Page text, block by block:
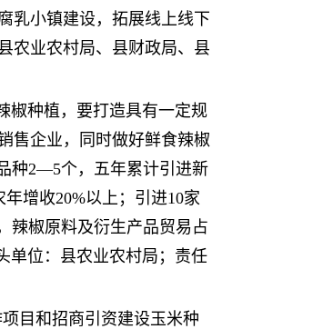
乳小镇建设，拓展线上线下
农业农村局、县财政局、县
椒种植，要打造具有一定规
售企业，同时做好鲜食辣椒
种2—5个，五年累计引进新
增收20%以上；引进10家
辣椒原料及衍生产品贸易占
单位：县农业农村局；责任
目和招商引资建设玉米种